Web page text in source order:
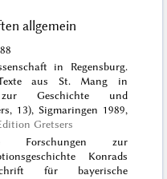
allgemein
in Regensburg.
aus St. Mang in
Geschichte und
13), Sigmaringen 1989,
Gretsers
zur
Konrads
für bayerische